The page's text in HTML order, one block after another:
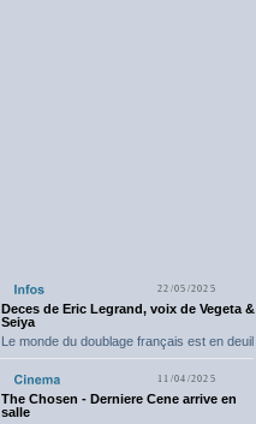
22/05/2025
Deces de Eric Legrand, voix de Vegeta &
Seiya
Le monde du doublage français est en deuil
11/04/2025
The Chosen - Derniere Cene arrive en
salle